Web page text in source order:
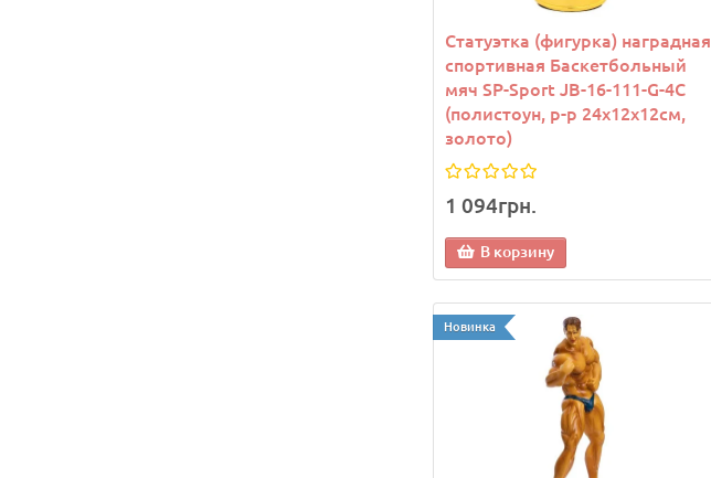
Статуэтка (фигурка) наградная
спортивная Баскетбольный
мяч SP-Sport JB-16-111-G-4C
(полистоун, р-р 24х12х12см,
золото)
1 094грн.
В корзину
Новинка